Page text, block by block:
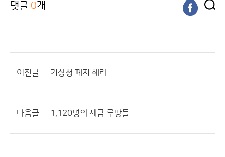
댓글 0개
이전글 기상청 폐지 해라
다음글 1,120명의 세금 루팡들